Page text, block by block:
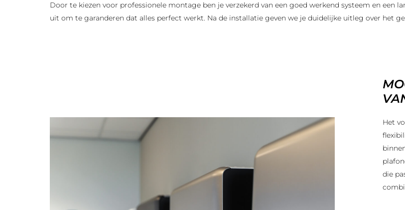
Door te kiezen voor professionele montage ben je verzekerd van een goed werkend systeem en een
uit om te garanderen dat alles perfect werkt. Na de installatie geven we je duidelijke uitleg over het
Het
die